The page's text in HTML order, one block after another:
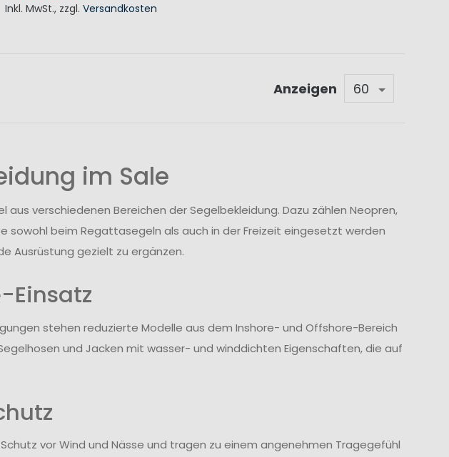
Inkl. MwSt., zzgl. Versandkosten
Anzeigen
im Sale
verschiedenen Bereichen der Segelbekleidung. Dazu zählen Neopren,
sowohl beim Regattasegeln als auch in der Freizeit eingesetzt werden
Ausrüstung gezielt zu ergänzen.
Einsatz
stehen reduzierte Modelle aus dem Inshore- und Offshore-Bereich
und Jacken mit wasser- und winddichten Eigenschaften, die auf
vor Wind und Nässe und tragen zu einem angenehmen Tragegefühl